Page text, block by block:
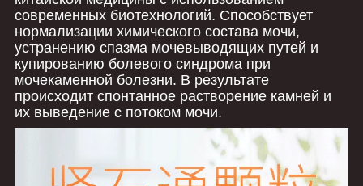
современных биотехнологий. Способствует
нормализации химического состава мочи,
устранению спазма мочевыводящих путей и
купированию болевого синдрома при
мочекаменной болезни. В результате
происходит спонтанное растворение камней и
их выведение с потоком мочи.